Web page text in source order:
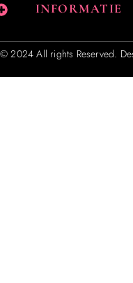
INFORMATIE
© 2024 All rights Reserved.